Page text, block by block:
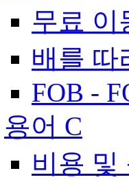
무료 이
배를 따
FOB -
용어 C
비용 및